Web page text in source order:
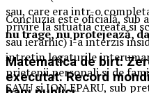
sau, care era intr-o
privire la situatia creata si
sau ierarhic) i-a interzis
intretin legaturile
prietenii personali si de
SAVU si ION EPARU, sub
Concluzia este oficială,
nu trage, nu protejează,
Matematica de birt:
executat. Record